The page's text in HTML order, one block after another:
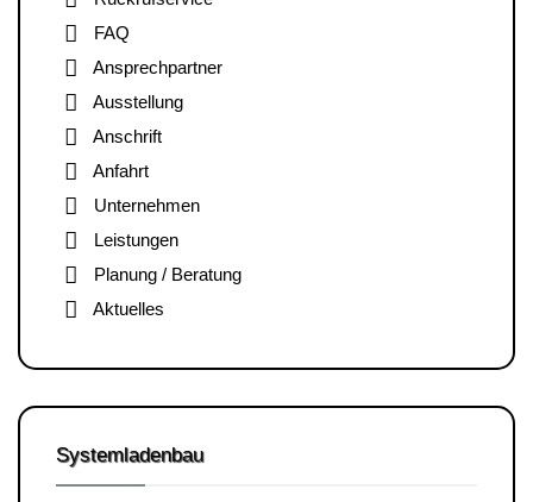
FAQ
Ansprechpartner
Ausstellung
Anschrift
Anfahrt
Unternehmen
Leistungen
Planung / Beratung
Aktuelles
Systemladenbau